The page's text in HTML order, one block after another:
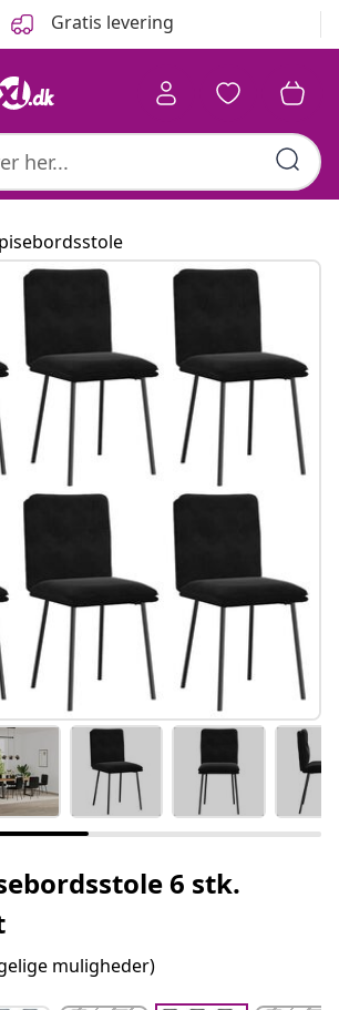
Gratis levering
6 stk.
muligheder)